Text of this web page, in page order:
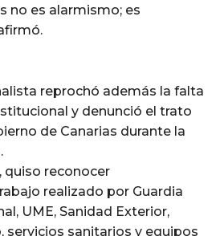
no es alarmismo; es
reprochó además la falta
y denunció el trato
de Canarias durante la
quiso reconocer
realizado por Guardia
UME, Sanidad Exterior,
servicios sanitarios y equipos